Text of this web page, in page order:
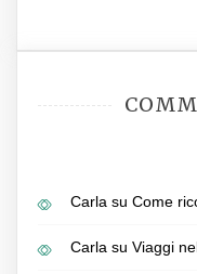
Carla su Come
Carla su Viaggi